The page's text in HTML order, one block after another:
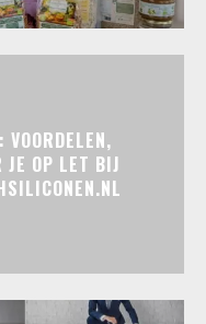
VOORDELEN,
JE OP LET BIJ